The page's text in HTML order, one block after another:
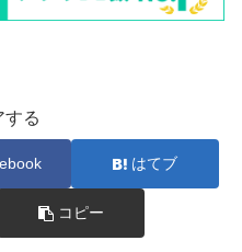
する
はてブ
コピー